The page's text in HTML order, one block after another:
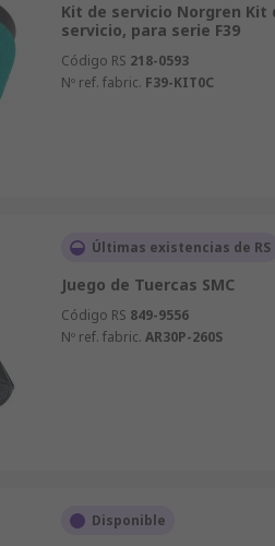
Kit de servicio Norgren Kit
servicio, para serie F39
Código RS 218-0593
Nº ref. fabric. F39-KIT0C
Últimas existencias de RS
Juego de Tuercas SMC
Código RS 849-9556
Nº ref. fabric. AR30P-260S
Disponible